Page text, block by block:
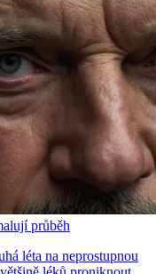
průběh
léta na neprostupnou